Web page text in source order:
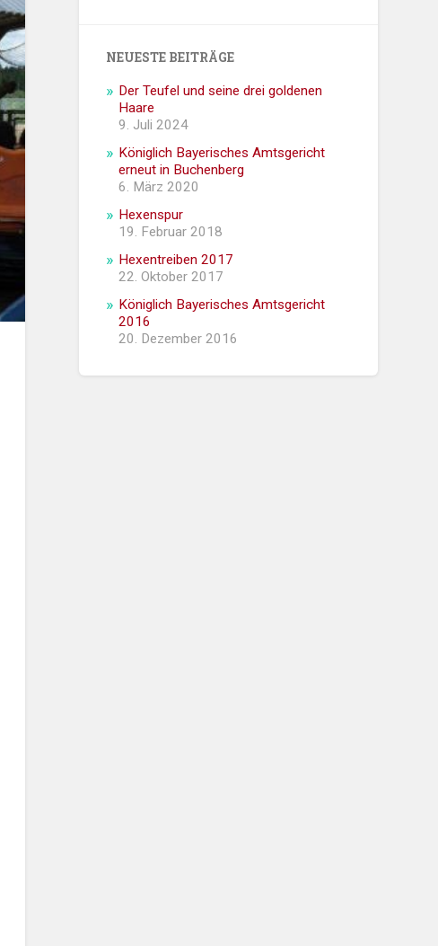
NEUESTE BEITRÄGE
Der Teufel und seine drei goldenen
Haare
9. Juli 2024
Königlich Bayerisches Amtsgericht
erneut in Buchenberg
6. März 2020
Hexenspur
19. Februar 2018
Hexentreiben 2017
22. Oktober 2017
Königlich Bayerisches Amtsgericht
2016
20. Dezember 2016